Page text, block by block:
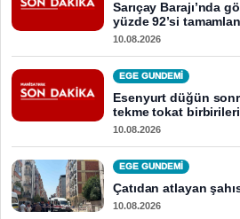
Sarıçay Barajı’nda
yüzde 92’si
10.08.2026
EGE GUNDEMİ
Esenyurt düğün
tekme tokat
10.08.2026
EGE GUNDEMİ
Çatıdan atlayan
10.08.2026